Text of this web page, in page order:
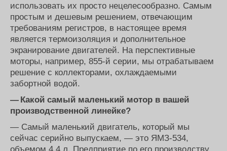
использовать их просто нецелесообразно. Самым
простым и дешевым решением, отвечающим
требованиям регистров, в настоящее время
является термоизоляция и дополнительное
экранирование двигателей. На перспективные
моторы, например, 855-й серии, мы отрабатываем
решение с коллекторами, охлаждаемыми
забортной водой.
— Какой самый маленький мотор в вашей
производственной линейке?
— Самый маленький двигатель, который мы
сейчас серийно выпускаем, — это ЯМЗ-534,